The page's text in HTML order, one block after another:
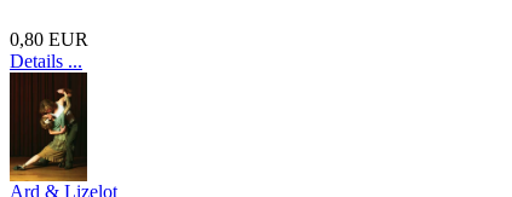
0,80 EUR
Details ...
Ard & Lizelot